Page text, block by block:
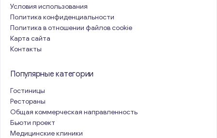
Условия использования
Политика конфиденциальности
Политика в отношении файлов cookie
Карта сайта
Контакты
Популярные категории
Гостиницы
Рестораны
Общая коммерческая направленность
Бьюти проект
Медицинские клиники